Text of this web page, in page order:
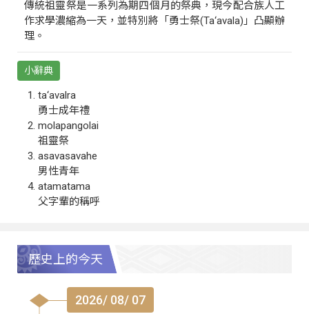
傳統祖靈祭是一系列為期四個月的祭典，現今配合族人工
作求學濃縮為一天，並特別將「勇士祭(Ta‘avala)」凸顯辦
理。
小辭典
ta‘avalra
勇士成年禮
molapangolai
祖靈祭
asavasavahe
男性青年
atamatama
父字輩的稱呼
歷史上的今天
2026/ 08/ 07